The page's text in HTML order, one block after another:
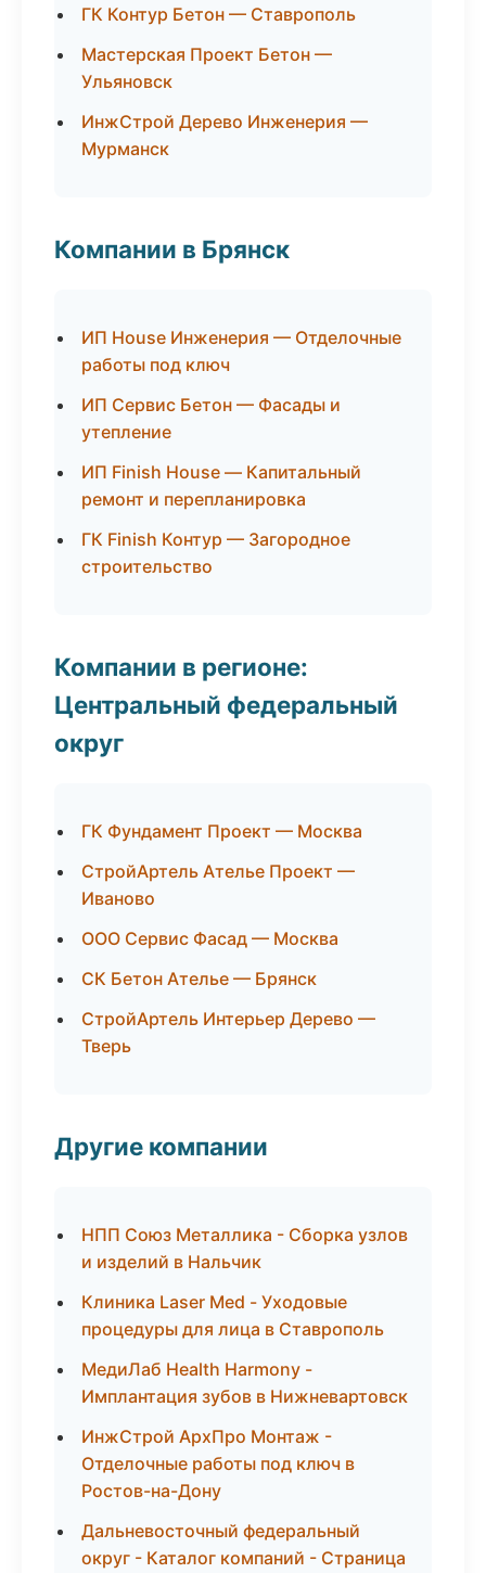
ГК Контур Бетон — Ставрополь
Мастерская Проект Бетон —
Ульяновск
ИнжСтрой Дерево Инженерия —
Мурманск
Компании в Брянск
ИП House Инженерия — Отделочные
работы под ключ
ИП Сервис Бетон — Фасады и
утепление
ИП Finish House — Капитальный
ремонт и перепланировка
ГК Finish Контур — Загородное
строительство
Компании в регионе:
Центральный федеральный
округ
ГК Фундамент Проект — Москва
СтройАртель Ателье Проект —
Иваново
ООО Сервис Фасад — Москва
СК Бетон Ателье — Брянск
СтройАртель Интерьер Дерево —
Тверь
Другие компании
НПП Союз Металлика - Сборка узлов
и изделий в Нальчик
Клиника Laser Med - Уходовые
процедуры для лица в Ставрополь
МедиЛаб Health Harmony -
Имплантация зубов в Нижневартовск
ИнжСтрой АрхПро Монтаж -
Отделочные работы под ключ в
Ростов-на-Дону
Дальневосточный федеральный
округ - Каталог компаний - Страница